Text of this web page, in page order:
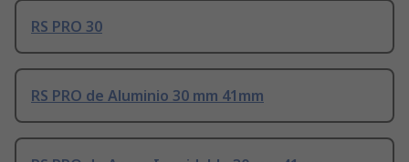
RS PRO 30
RS PRO de Aluminio 30 mm 41mm